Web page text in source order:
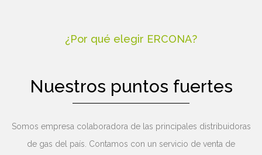
¿Por qué elegir ERCONA?
Nuestros puntos fuertes
Somos empresa colaboradora de las principales distribuidoras
de gas del país. Contamos con un servicio de venta de